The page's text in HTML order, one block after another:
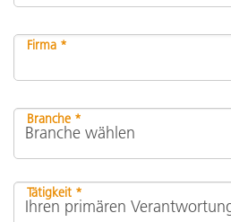
Firma *
Branche *
Tätigkeit *